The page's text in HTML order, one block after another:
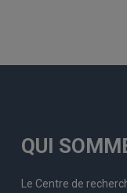
QUI
Le Centre de